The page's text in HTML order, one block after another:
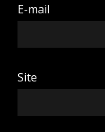
E-mail
Site